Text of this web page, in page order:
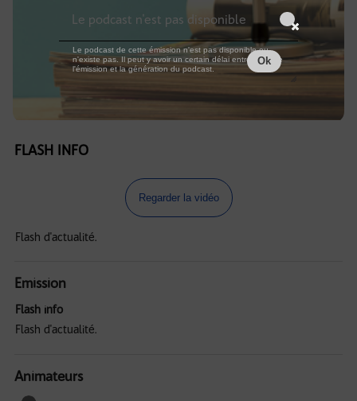
FLASH INFO
Regarder la vidéo
Flash d'actualité.
Emission
Flash info
Flash d'actualité.
Animateurs
Le podcast n'est pas disponible
Le podcast de cette émission n'est pas disponible ou
n'existe pas. Il peut y avoir un certain délai entre la fin de
l'émission et la génération du podcast.
Ok